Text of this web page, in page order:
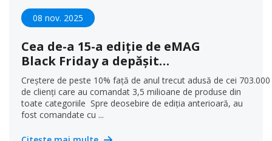
08 nov. 2025
Cea de-a 15-a ediție de eMAG
Black Friday a depășit
așteptările: 3,5 milioane de produse
comandate în valoare de 986 de
milioane de lei și un număr record
de tineri
Creștere de peste 10% față de anul trecut adusă de cei 703.000
de clienți care au comandat 3,5 milioane de produse din
toate categoriile Spre deosebire de ediția anterioară, au
fost comandate cu ...